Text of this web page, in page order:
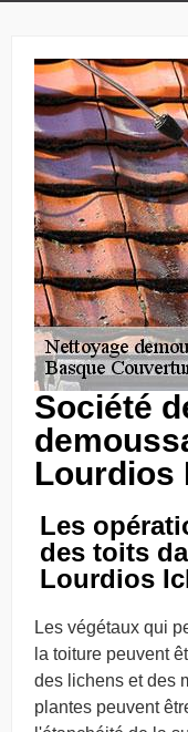
Société
Lourdios
Les
des toits
Lourdios
Les végétaux qui
la toiture peuvent
des lichens et des
plantes peuvent